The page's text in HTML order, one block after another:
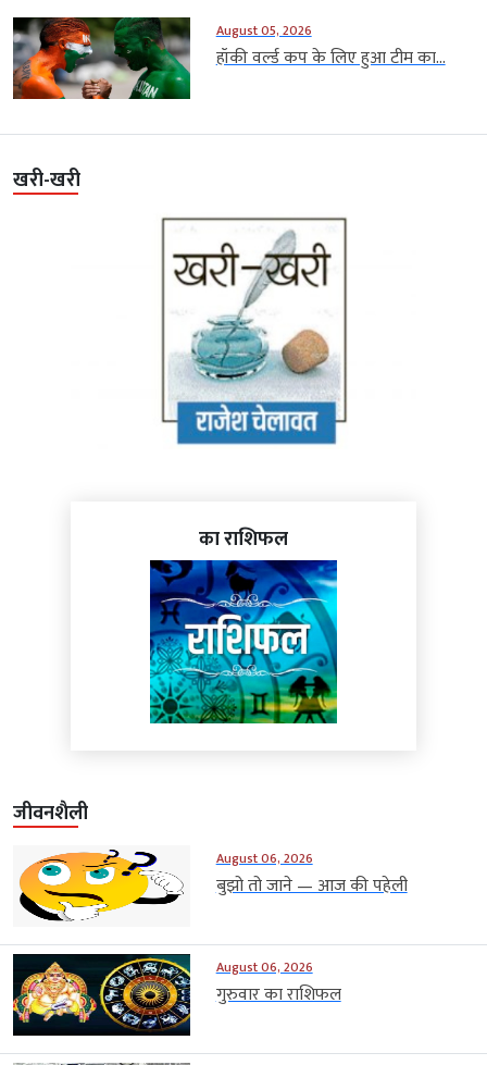
August 05, 2026
हॉकी वर्ल्ड कप के लिए हुआ टीम का...
खरी-खरी
का राशिफल
जीवनशैली
August 06, 2026
बुझो तो जाने — आज की पहेली
August 06, 2026
गुरुवार का राशिफल